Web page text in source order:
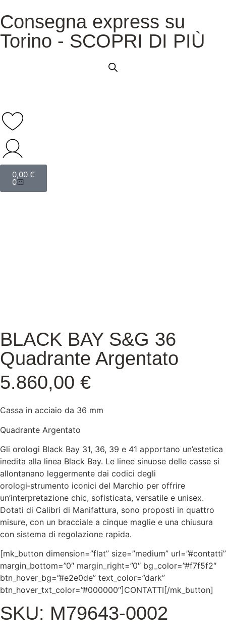
Consegna express su
Torino - SCOPRI DI PIÙ
0,00 €
0
BLACK BAY S&G 36
Quadrante Argentato
5.860,00 €
Cassa in acciaio da 36 mm
Quadrante Argentato
Gli orologi Black Bay 31, 36, 39 e 41 apportano un’estetica
inedita alla linea Black Bay. Le linee sinuose delle casse si
allontanano leggermente dai codici degli
orologi‑strumento iconici del Marchio per offrire
un’interpretazione chic, sofisticata, versatile e unisex.
Dotati di Calibri di Manifattura, sono proposti in quattro
misure, con un bracciale a cinque maglie e una chiusura
con sistema di regolazione rapida.
[mk_button dimension=”flat” size=”medium” url=”#contatti”
margin_bottom=”0″ margin_right=”0″ bg_color=”#f7f5f2″
btn_hover_bg=”#e2e0de” text_color=”dark”
btn_hover_txt_color=”#000000″]CONTATTI[/mk_button]
SKU: M79643-0002